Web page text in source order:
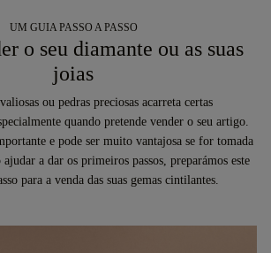
UM GUIA PASSO A PASSO
o seu diamante ou as suas
joias
ou pedras preciosas acarreta certas
quando pretende vender o seu artigo.
e pode ser muito vantajosa se for tomada
a dar os primeiros passos, preparámos este
para a venda das suas gemas cintilantes.